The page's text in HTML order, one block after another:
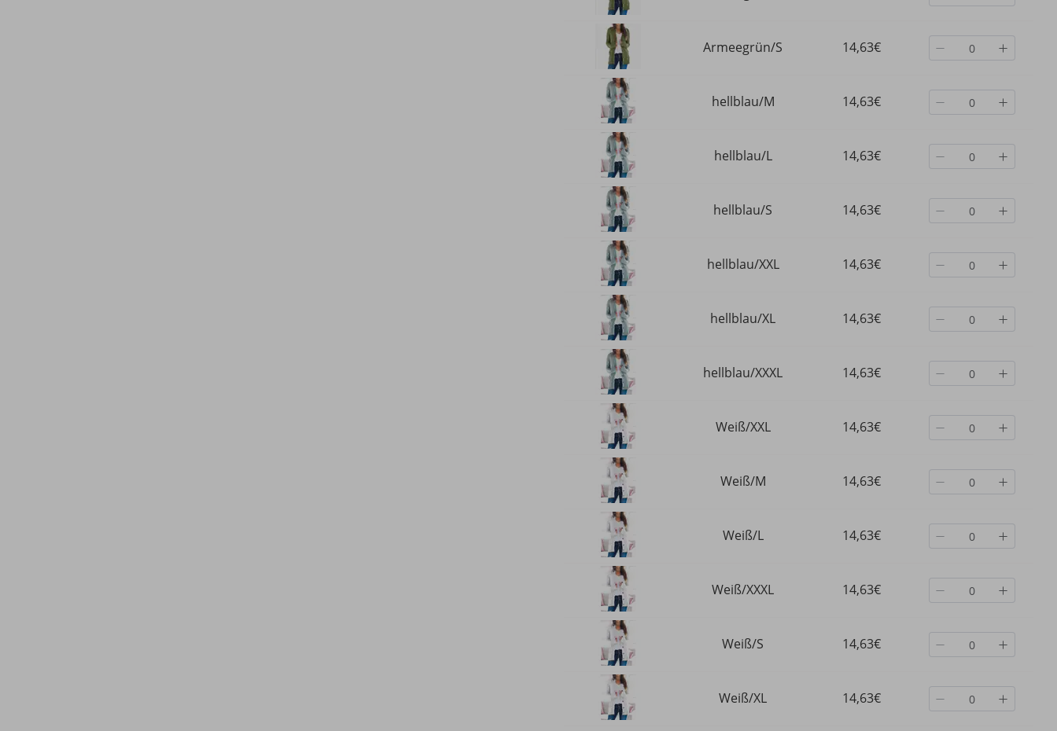
Armeegrün/S 14,63€
hellblau/M 14,63€
hellblau/L 14,63€
hellblau/S 14,63€
hellblau/XXL 14,63€
hellblau/XL 14,63€
hellblau/XXXL 14,63€
Weiß/XXL 14,63€
Weiß/M 14,63€
Weiß/L 14,63€
Weiß/XXXL 14,63€
Weiß/S 14,63€
Weiß/XL 14,63€